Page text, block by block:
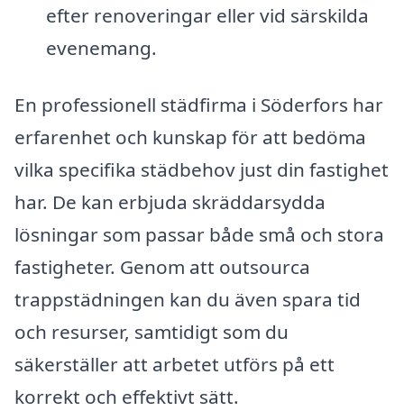
efter renoveringar eller vid särskilda
evenemang.
En professionell städfirma i Söderfors har
erfarenhet och kunskap för att bedöma
vilka specifika städbehov just din fastighet
har. De kan erbjuda skräddarsydda
lösningar som passar både små och stora
fastigheter. Genom att outsourca
trappstädningen kan du även spara tid
och resurser, samtidigt som du
säkerställer att arbetet utförs på ett
korrekt och effektivt sätt.